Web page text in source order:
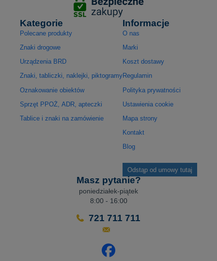
Kategorie
Polecane produkty
Znaki drogowe
Urządzenia BRD
Znaki, tabliczki, naklejki, piktogramy
Oznakowanie obiektów
Sprzęt PPOŻ, ADR, apteczki
Tablice i znaki na zamówienie
Informacje
O nas
Marki
Koszt dostawy
Regulamin
Polityka prywatności
Ustawienia cookie
Mapa strony
Kontakt
Blog
Odstąp od umowy tutaj
Masz pytanie?
poniedziałek-piątek
8:00 - 16:00
721 711 711
Odwiedź nasz profil na